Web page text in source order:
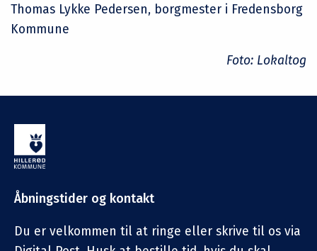
Thomas Lykke Pedersen, borgmester i Fredensborg
Kommune
Foto: Lokaltog
Åbningstider og kontakt
Du er velkommen til at ringe eller skrive til os via